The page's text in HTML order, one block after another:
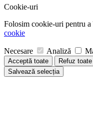
Cookie-uri
Folosim cookie-uri pentru a
cookie
Necesare Analiză
Acceptă toate
Refuz toate
Salvează selecția